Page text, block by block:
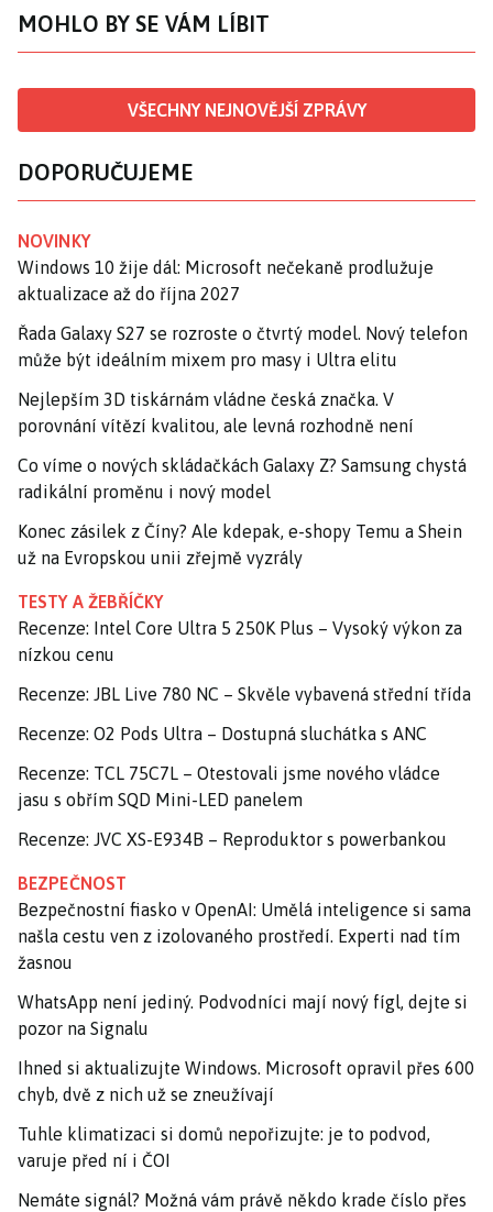
MOHLO BY SE VÁM LÍBIT
VŠECHNY NEJNOVĚJŠÍ ZPRÁVY
DOPORUČUJEME
NOVINKY
Windows 10 žije dál: Microsoft nečekaně prodlužuje
aktualizace až do října 2027
Řada Galaxy S27 se rozroste o čtvrtý model. Nový telefon
může být ideálním mixem pro masy i Ultra elitu
Nejlepším 3D tiskárnám vládne česká značka. V
porovnání vítězí kvalitou, ale levná rozhodně není
Co víme o nových skládačkách Galaxy Z? Samsung chystá
radikální proměnu i nový model
Konec zásilek z Číny? Ale kdepak, e-shopy Temu a Shein
už na Evropskou unii zřejmě vyzrály
TESTY A ŽEBŘÍČKY
Recenze: Intel Core Ultra 5 250K Plus – Vysoký výkon za
nízkou cenu
Recenze: JBL Live 780 NC – Skvěle vybavená střední třída
Recenze: O2 Pods Ultra – Dostupná sluchátka s ANC
Recenze: TCL 75C7L – Otestovali jsme nového vládce
jasu s obřím SQD Mini-LED panelem
Recenze: JVC XS-E934B – Reproduktor s powerbankou
BEZPEČNOST
Bezpečnostní fiasko v OpenAI: Umělá inteligence si sama
našla cestu ven z izolovaného prostředí. Experti nad tím
žasnou
WhatsApp není jediný. Podvodníci mají nový fígl, dejte si
pozor na Signalu
Ihned si aktualizujte Windows. Microsoft opravil přes 600
chyb, dvě z nich už se zneužívají
Tuhle klimatizaci si domů nepořizujte: je to podvod,
varuje před ní i ČOI
Nemáte signál? Možná vám právě někdo krade číslo přes